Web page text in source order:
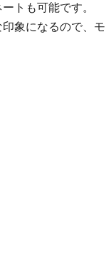
トも可能です。
象になるので、